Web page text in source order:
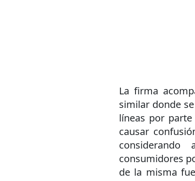
La firma
similar donde
líneas por
causar
consumidores
de la misma